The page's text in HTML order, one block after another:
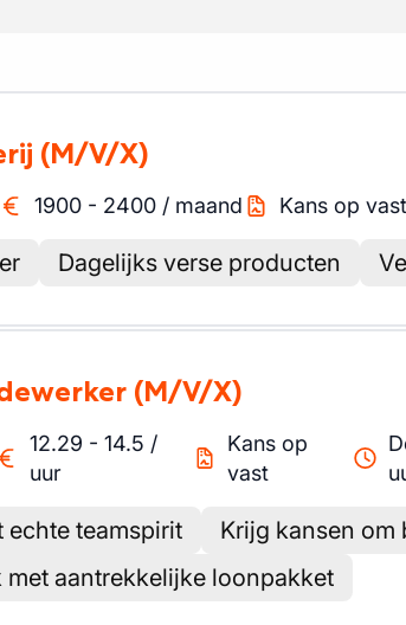
(M/V/X)
1900 - 2400 / maand Kans op vast
Dagelijks verse producten
(M/V/X)
12.29 -14.5 /
uur
Kans op
vast
echte teamspirit
Krijg kansen om
aantrekkelijke loonpakket